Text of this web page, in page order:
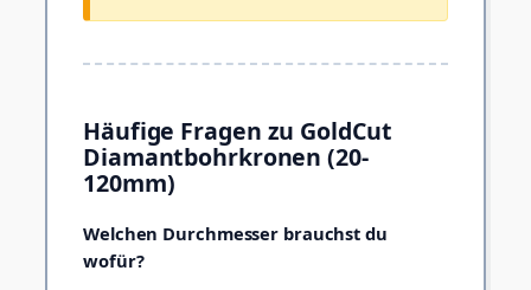
Häufige Fragen zu GoldCut
Diamantbohrkronen (20-
120mm)
Welchen Durchmesser brauchst du
wofür?